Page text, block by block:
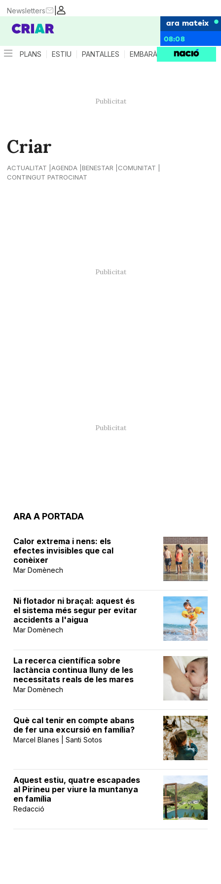
|
Newsletters
ara mateix
08:08
PLANS ESTIU PANTALLES EMBARÀS CRIANÇA
Criar
ACTUALITAT AGENDA BENESTAR
COMUNITAT
CONTINGUT PATROCINAT
ARA A PORTADA
Calor extrema i nens: els
efectes invisibles que cal
conèixer
Mar Domènech
Ni flotador ni braçal: aquest és
el sistema més segur per evitar
accidents a l'aigua
Mar Domènech
La recerca científica sobre
lactància continua lluny de les
necessitats reals de les mares
Mar Domènech
Què cal tenir en compte abans
de fer una excursió en família?
Marcel Blanes | Santi Sotos
Aquest estiu, quatre escapades
al Pirineu per viure la muntanya
en família
Redacció